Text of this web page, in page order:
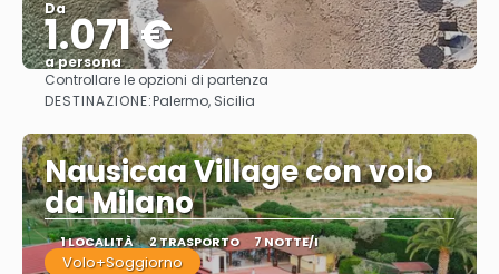
Da
1.071 €
a persona
Vedere
Controllare le opzioni di partenza
DESTINAZIONE:Palermo, Sicilia
Nausicaa Village con volo
da Milano
1 LOCALITÀ 2 TRASPORTO 7 NOTTE/I
Volo+Soggiorno